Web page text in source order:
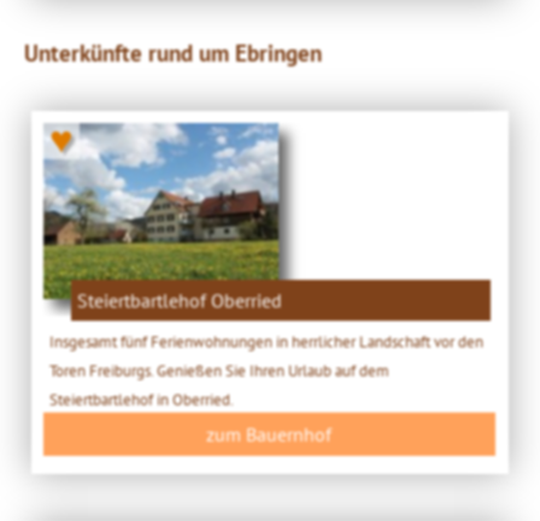
Unterkünfte rund um Ebringen
♥
Steiertbartlehof Oberried
Insgesamt fünf Ferienwohnungen in herrlicher Landschaft vor den
Toren Freiburgs. Genießen Sie Ihren Urlaub auf dem
Steiertbartlehof in Oberried.
zum Bauernhof